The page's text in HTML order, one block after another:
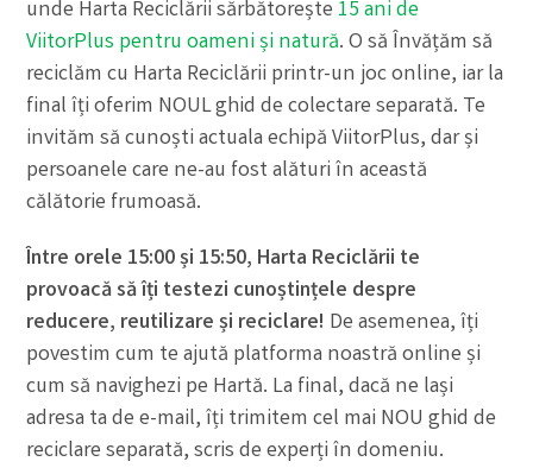
unde Harta Reciclării sărbătorește 15 ani de
ViitorPlus pentru oameni și natură. O să Învățăm să
reciclăm cu Harta Reciclării printr-un joc online, iar la
final îți oferim NOUL ghid de colectare separată. Te
invităm să cunoști actuala echipă ViitorPlus, dar și
persoanele care ne-au fost alături în această
călătorie frumoasă.
Între orele 15:00 și 15:50, Harta Reciclării te
provoacă să îți testezi cunoștințele despre
reducere, reutilizare și reciclare! De asemenea, îți
povestim cum te ajută platforma noastră online și
cum să navighezi pe Hartă. La final, dacă ne lași
adresa ta de e-mail, îți trimitem cel mai NOU ghid de
reciclare separată, scris de experți în domeniu.